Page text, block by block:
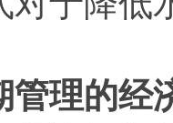
管理的经